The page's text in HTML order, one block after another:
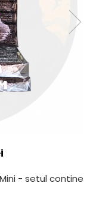
- setul contine